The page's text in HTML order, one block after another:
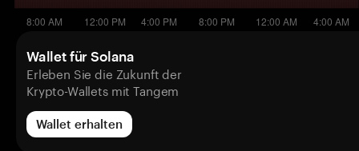
Wallet für Solana
Erleben Sie die Zukunft der
Krypto-Wallets mit Tangem
Wallet erhalten